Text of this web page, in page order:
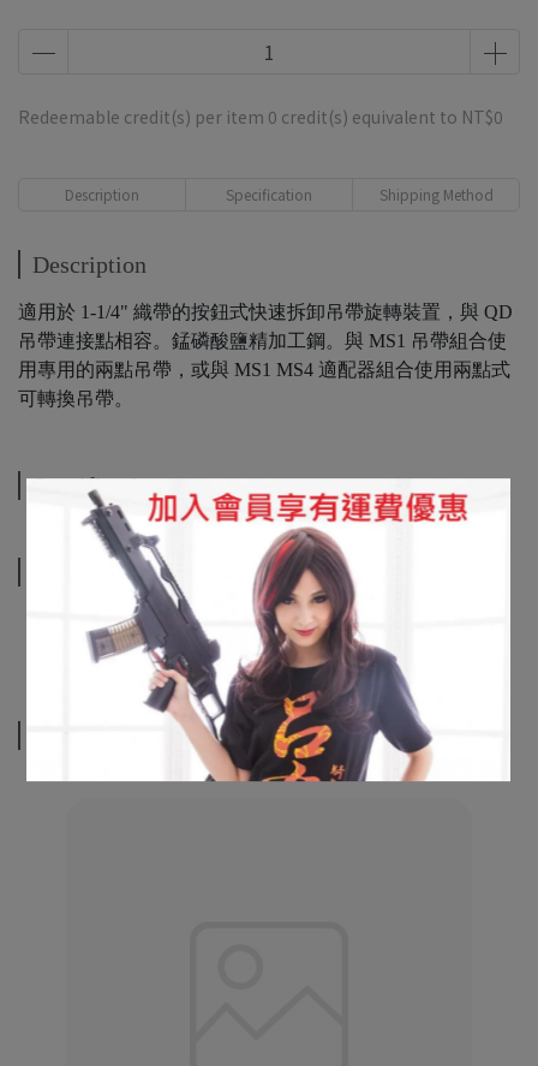
Redeemable credit(s) per item 0 credit(s) equivalent to NT$0
Description Specification Shipping Method
Description
適用於 1-1/4" 織帶的按鈕式快速拆卸吊帶旋轉裝置，與 QD
吊帶連接點相容。錳磷酸鹽精加工鋼。與 MS1 吊帶組合使
用專用的兩點吊帶，或與 MS1 MS4 適配器組合使用兩點式
可轉換吊帶。
Specification
Shipping Method
Related Products